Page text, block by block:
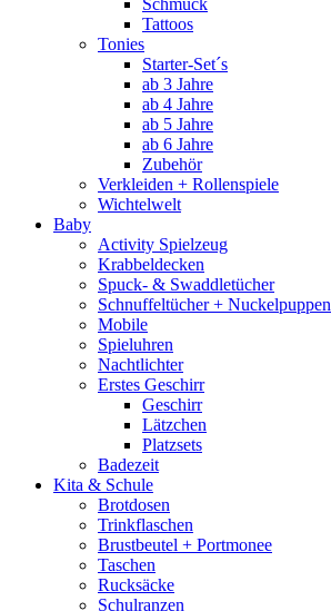
Schmuck
Tattoos
Tonies
Starter-Set´s
ab 3 Jahre
ab 4 Jahre
ab 5 Jahre
ab 6 Jahre
Zubehör
Verkleiden + Rollenspiele
Wichtelwelt
Baby
Activity Spielzeug
Krabbeldecken
Spuck- & Swaddletücher
Schnuffeltücher + Nuckelpuppen
Mobile
Spieluhren
Nachtlichter
Erstes Geschirr
Geschirr
Lätzchen
Platzsets
Badezeit
Kita & Schule
Brotdosen
Trinkflaschen
Brustbeutel + Portmonee
Taschen
Rucksäcke
Schulranzen